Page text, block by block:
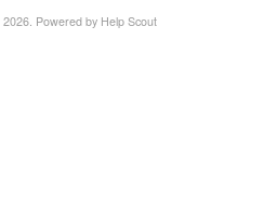
2026. Powered by Help Scout